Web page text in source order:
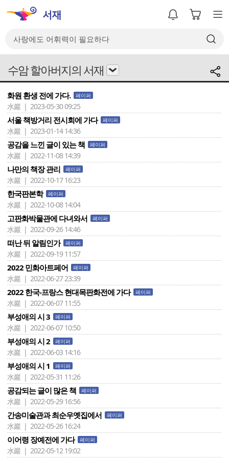
수암 할아버지의 서재
화원 환생 전에 가다. 페이퍼
水巖 | 2023-05-30 09:25
서울 책방거리 전시회에 가다 페이퍼
水巖 | 2023-01-14 14:36
공감을 느낀 글이 있는 책 페이퍼
水巖 | 2022-11-08 14:39
나만의 책장 관리 페이퍼
水巖 | 2022-10-17 16:23
한국판본학 페이퍼
水巖 | 2022-10-08 14:04
고판화박물관에 다녀와서 페이퍼
水巖 | 2022-09-26 14:46
떠난 뒤 알림인가 페이퍼
水巖 | 2022-09-19 11:57
2022 민화아트페어 페이퍼
水巖 | 2022-06-27 23:39
2022 한국-프랑스 현대목판화전에 가다 페이퍼
水巖 | 2022-06-07 11:55
부성애의 시 3 페이퍼
水巖 | 2022-06-07 10:50
부성애의 시 2 페이퍼
水巖 | 2022-06-03 14:16
부성애의 시 1 페이퍼
水巖 | 2022-05-31 11:26
공감되는 글이 많은 책 페이퍼
水巖 | 2022-05-29 16:56
간송미술관과 최순우옛집에서 페이퍼
水巖 | 2022-05-26 16:24
이어령 장예전에 가다 페이퍼
水巖 | 2022-05-12 19:02